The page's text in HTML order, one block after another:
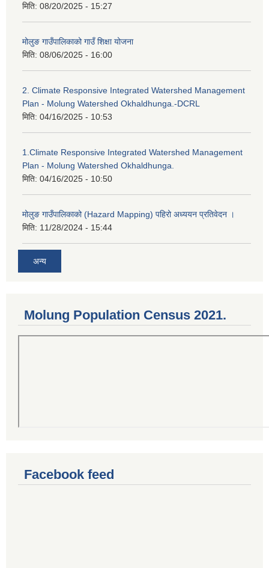
मिति: 08/20/2025 - 15:27
मोलुङ गाउँपालिकाको गाउँ शिक्षा योजना
मिति: 08/06/2025 - 16:00
2. Climate Responsive Integrated Watershed Management
Plan - Molung Watershed Okhaldhunga.-DCRL
मिति: 04/16/2025 - 10:53
1.Climate Responsive Integrated Watershed Management
Plan - Molung Watershed Okhaldhunga.
मिति: 04/16/2025 - 10:50
मोलुङ गाउँपालिकाको (Hazard Mapping) पहिरो अध्ययन प्रतिवेदन ।
मिति: 11/28/2024 - 15:44
अन्य
Molung Population Census 2021.
Facebook feed